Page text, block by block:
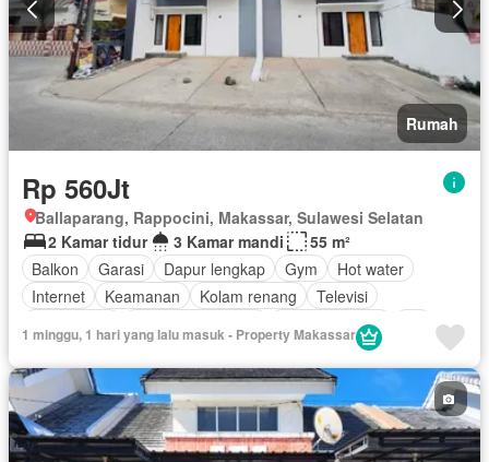
Rumah
Rp 560Jt
Ballaparang, Rappocini, Makassar, Sulawesi Selatan
2 Kamar tidur
3 Kamar mandi
55 m²
Balkon
Garasi Dapur lengkap Gym
Hot water
Internet
Keamanan Kolam renang
Televisi
Ruang layanan
Ruang kantor Pay TV access
Gas alam
Telephone
Air Wifi Tangki air Halaman
Tanpa perabotan
1 minggu, 1 hari yang lalu masuk - Property Makassar